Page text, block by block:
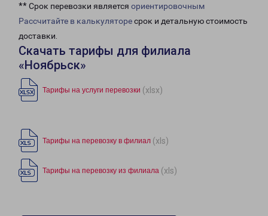
** Срок перевозки является ориентировочным
Рассчитайте в калькуляторесрок и детальную стоимость
доставки.
Скачать тарифы для филиала
«Ноябрьск»
Тарифы на услуги перевозки (xlsx)
Тарифы на перевозку в филиал (xls)
Тарифы на перевозку из филиала (xls)